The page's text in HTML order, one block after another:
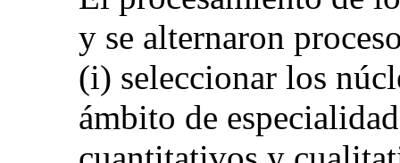
y se alternaron
(i) seleccionar los
ámbito de